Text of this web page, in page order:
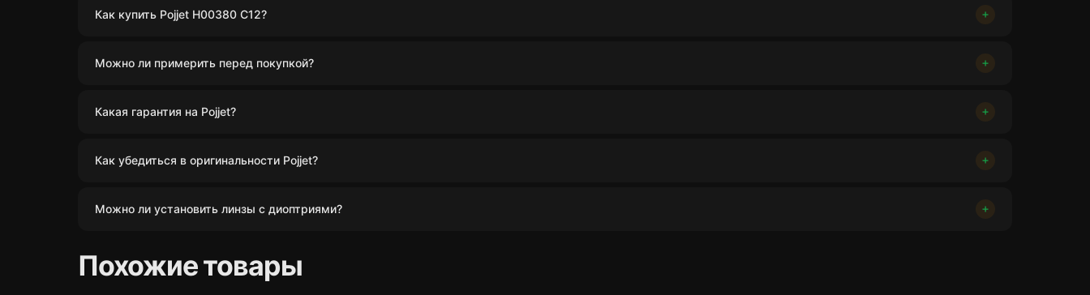
Как купить Pojjet H00380 C12?
Можно ли примерить перед покупкой?
Какая гарантия на Pojjet?
Как убедиться в оригинальности Pojjet?
Можно ли установить линзы с диоптриями?
Похожие товары